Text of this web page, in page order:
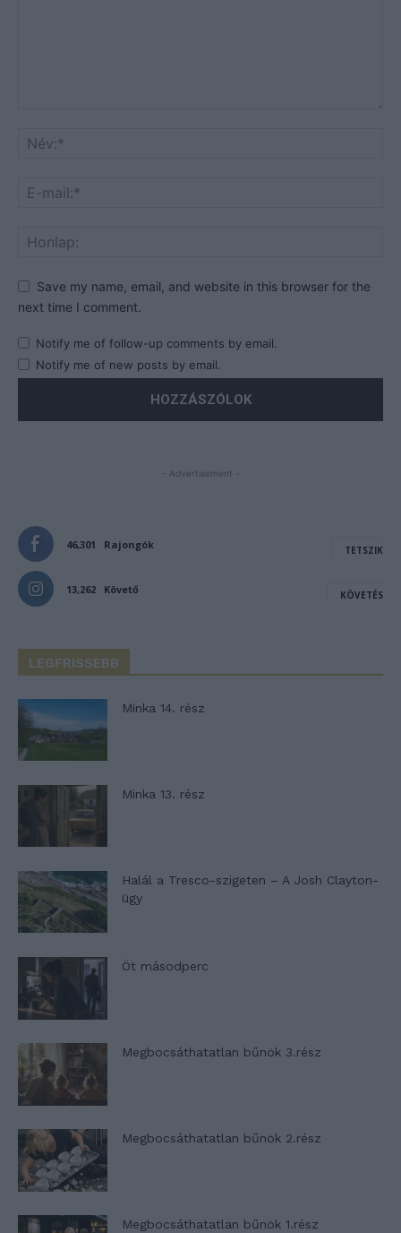
Save my name, email, and website in this browser for the
next time I comment.
Notify me of follow-up comments by email.
Notify me of new posts by email.
- Advertisement -
46,301 Rajongók TETSZIK
13,262 Követő KÖVETÉS
LEGFRISSEBB
Minka 14. rész
Minka 13. rész
Halál a Tresco-szigeten – A Josh Clayton-
ügy
Öt másodperc
Megbocsáthatatlan bűnök 3.rész
Megbocsáthatatlan bűnök 2.rész
Megbocsáthatatlan bűnök 1.rész